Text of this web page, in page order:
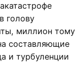
голову
миллион тому
составляющие
и турбуленции